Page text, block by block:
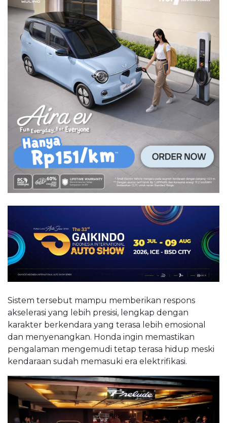
Sistem tersebut mampu memberikan respons
akselerasi yang lebih presisi, lengkap dengan
karakter berkendara yang terasa lebih emosional
dan menyenangkan. Honda ingin memastikan
pengalaman mengemudi tetap terasa hidup meski
kendaraan sudah memasuki era elektrifikasi.